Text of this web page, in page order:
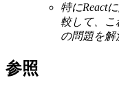
特にReact
較して、こ
の問題を解
参照